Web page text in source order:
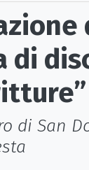
di
di San